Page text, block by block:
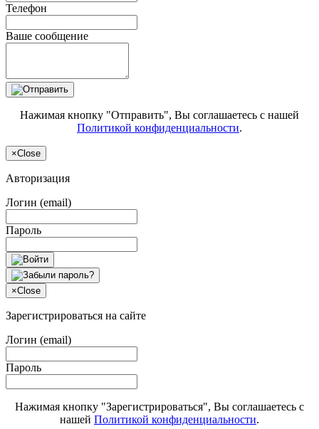
Телефон
Ваше сообщение
Нажимая кнопку "Отправить", Вы соглашаетесь с нашей
Политикой конфиденциальности.
×Close
Авторизация
Логин (email)
Пароль
×Close
Зарегистрироваться на сайте
Логин (email)
Пароль
Нажимая кнопку "Зарегистрироваться", Вы соглашаетесь с
нашей Политикой конфиденциальности.